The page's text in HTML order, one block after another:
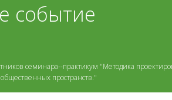
событие
семинара--практикум "Методика
пространств."